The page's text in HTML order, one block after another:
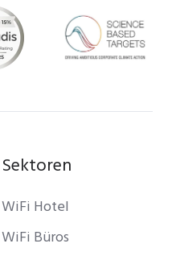
Sektoren
WiFi Hotel
WiFi Büros